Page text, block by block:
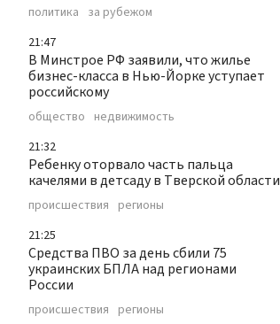
политика за рубежом
21:47
В Минстрое РФ заявили, что жилье
бизнес-класса в Нью-Йорке уступает
российскому
общество недвижимость
21:32
Ребенку оторвало часть пальца
качелями в детсаду в Тверской области
происшествия регионы
21:25
Средства ПВО за день сбили 75
украинских БПЛА над регионами
России
происшествия регионы